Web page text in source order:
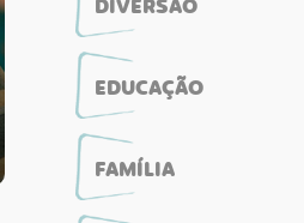
DIVERSÃO
EDUCAÇÃO
FAMÍLIA